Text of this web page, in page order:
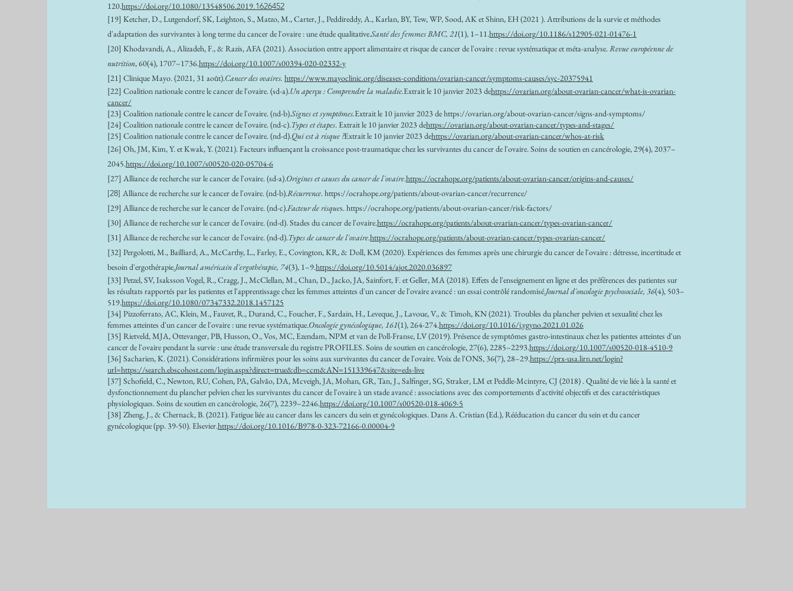
120.https://doi.org/10.1080/13548506.2019.1626452
[19] Ketcher, D., Lutgendorf, SK, Leighton, S., Matzo, M., Carter, J., Peddireddy, A., Karlan, BY, Tew, WP, Sood, AK et Shinn, EH (2021 ). Attributions de la survie et méthodes
d'adaptation des survivantes à long terme du cancer de l'ovaire : une étude qualitative.Santé des femmes BMC, 21(1), 1–11.https://doi.org/10.1186/s12905-021-01476-1
[20] Khodavandi, A., Alizadeh, F., & Razis, AFA (2021). Association entre apport alimentaire et risque de cancer de l'ovaire : revue systématique et méta-analyse.Revue européenne de
nutrition, 60(4), 1707–1736.https://doi.org/10.1007/s00394-020-02332-y
[21] Clinique Mayo. (2021, 31 août).Cancer des ovaires. https://www.mayoclinic.org/diseases-conditions/ovarian-cancer/symptoms-causes/syc-20375941
[22] Coalition nationale contre le cancer de l'ovaire. (sd-a).Un aperçu : Comprendre la maladie.Extrait le 10 janvier 2023 dehttps://ovarian.org/about-ovarian-cancer/what-is-ovarian-
cancer/
[23] Coalition nationale contre le cancer de l'ovaire. (nd-b).Signes et symptômes.Extrait le 10 janvier 2023 dehttps://ovarian.org/about-ovarian-cancer/signs-and-symptoms/
[24] Coalition nationale contre le cancer de l'ovaire. (nd-c).Types et étapes. Extrait le 10 janvier 2023 dehttps://ovarian.org/about-ovarian-cancer/types-and-stages/
[25] Coalition nationale contre le cancer de l'ovaire. (nd-d).Qui est à risque ?Extrait le 10 janvier 2023 dehttps://ovarian.org/about-ovarian-cancer/whos-at-risk
[26] Oh, JM, Kim, Y. et Kwak, Y. (2021). Facteurs influençant la croissance post-traumatique chez les survivantes du cancer de l'ovaire. Soins de soutien en cancérologie, 29(4), 2037–
2045.https://doi.org/10.1007/s00520-020-05704-6
[27] Alliance de recherche sur le cancer de l'ovaire. (sd-a).Origines et causes du cancer de l'ovaire.https://ocrahope.org/patients/about-ovarian-cancer/origins-and-causes/
[28] Alliance de recherche sur le cancer de l'ovaire. (nd-b).Récurrence.https://ocrahope.org/patients/about-ovarian-cancer/recurrence/
[29] Alliance de recherche sur le cancer de l'ovaire. (nd-c).Facteur de risques.https://ocrahope.org/patients/about-ovarian-cancer/risk-factors/
[30] Alliance de recherche sur le cancer de l'ovaire. (nd-d). Stades du cancer de l'ovaire.https://ocrahope.org/patients/about-ovarian-cancer/types-ovarian-cancer/
[31] Alliance de recherche sur le cancer de l'ovaire. (nd-d).Types de cancer de l'ovaire.https://ocrahope.org/patients/about-ovarian-cancer/types-ovarian-cancer/
[32] Pergolotti, M., Bailliard, A., McCarthy, L., Farley, E., Covington, KR, & Doll, KM (2020). Expériences des femmes après une chirurgie du cancer de l'ovaire : détresse, incertitude et
besoin d'ergothérapie.Journal américain d'ergothérapie, 74(3), 1–9.https://doi.org/10.5014/ajot.2020.036897
[33] Petzel, SV, Isaksson Vogel, R., Cragg, J., McClellan, M., Chan, D., Jacko, JA, Sainfort, F. et Geller, MA (2018). Effets de l'enseignement en ligne et des préférences des patientes sur
les résultats rapportés par les patientes et l'apprentissage chez les femmes atteintes d'un cancer de l'ovaire avancé : un essai contrôlé randomisé.Journal d'oncologie psychosociale, 36(4), 503–
519.https://doi.org/10.1080/07347332.2018.1457125
[34] Pizzoferrato, AC, Klein, M., Fauvet, R., Durand, C., Foucher, F., Sardain, H., Leveque, J., Lavoue, V., & Timoh, KN (2021). Troubles du plancher pelvien et sexualité chez les
femmes atteintes d'un cancer de l'ovaire : une revue systématique.Oncologie gynécologique, 161(1), 264-274.https://doi.org/10.1016/j.ygyno.2021.01.026
[35] Rietveld, MJA, Ottevanger, PB, Husson, O., Vos, MC, Ezendam, NPM et van de Poll-Franse, LV (2019). Présence de symptômes gastro-intestinaux chez les patientes atteintes d'un
cancer de l'ovaire pendant la survie : une étude transversale du registre PROFILES. Soins de soutien en cancérologie, 27(6), 2285–2293.https://doi.org/10.1007/s00520-018-4510-9
[36] Sacharien, K. (2021). Considérations infirmières pour les soins aux survivantes du cancer de l'ovaire. Voix de l'ONS, 36(7), 28–29.https://prx-usa.lirn.net/login?
url=https://search.ebscohost.com/login.aspx?direct=true&db=ccm&AN=151339647&site=eds-live
[37] Schofield, C., Newton, RU, Cohen, PA, Galvão, DA, Mcveigh, JA, Mohan, GR, Tan, J., Salfinger, SG, Straker, LM et Peddle-Mcintyre, CJ (2018) . Qualité de vie liée à la santé et
dysfonctionnement du plancher pelvien chez les survivantes du cancer de l'ovaire à un stade avancé : associations avec des comportements d'activité objectifs et des caractéristiques
physiologiques. Soins de soutien en cancérologie, 26(7), 2239–2246.https://doi.org/10.1007/s00520-018-4069-5
[38] Zheng, J., & Chernack, B. (2021). Fatigue liée au cancer dans les cancers du sein et gynécologiques. Dans A. Cristian (Ed.), Rééducation du cancer du sein et du cancer
gynécologique (pp. 39-50). Elsevier.https://doi.org/10.1016/B978-0-323-72166-0.00004-9